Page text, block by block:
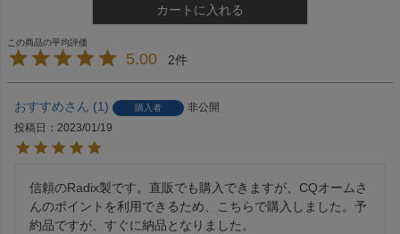
カートに入れる
5.00 2
おすすめ 1 購入者
非公開
投稿日
2023/01/19
信頼のRadix製です。直販でも購入できますが、CQオームさ
んのポイントを利用できるため、こちらで購入しました。予
約品ですが、すぐに納品となりました。